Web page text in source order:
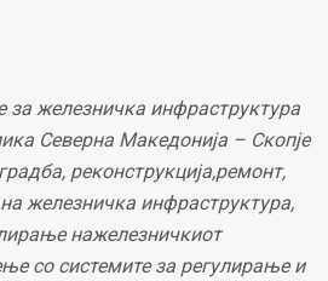
за железничка инфраструктура
Северна Македонија – Скопје
реконструкција,ремонт,
железничка инфраструктура,
нажелезничкиот
со системите за регулирање и